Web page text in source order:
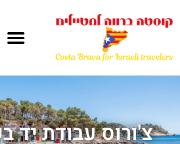
צ'ורוס עבודת יד